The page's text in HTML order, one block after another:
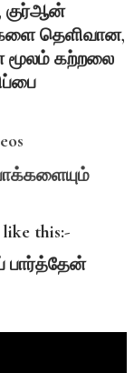
குர்ஆன்
தெளிவான,
மூலம் கற்றலை
this:-
பார்த்தேன்